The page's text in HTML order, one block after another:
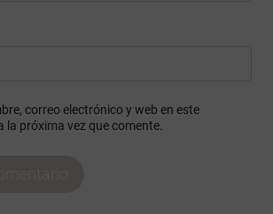
correo electrónico y web en este
la próxima vez que comente.